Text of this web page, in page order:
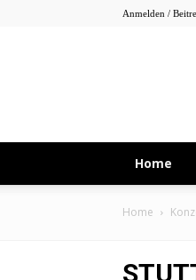
Anmelden /
Home
Home